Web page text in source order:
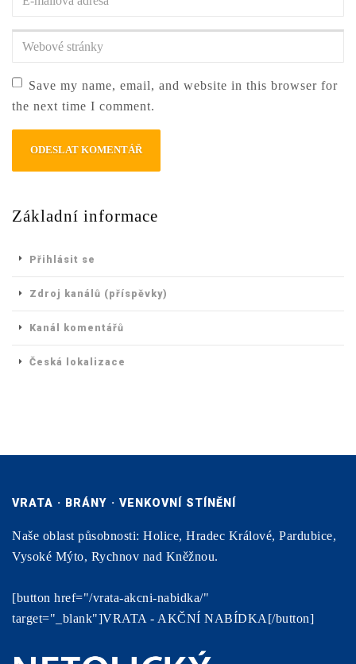
příjmení*
adresa*
Save my name, email, and website in this browser for
the next time I comment.
Základní informace
Přihlásit se
Zdroj kanálů (příspěvky)
Kanál komentářů
Česká lokalizace
VRATA · BRÁNY · VENKOVNÍ STÍNĚNÍ
Naše oblast působnosti: Holice, Hradec Králové, Pardubice,
Vysoké Mýto, Rychnov nad Kněžnou.
[button href="/vrata-akcni-nabidka/"
target="_blank"]VRATA - AKČNÍ NABÍDKA[/button]